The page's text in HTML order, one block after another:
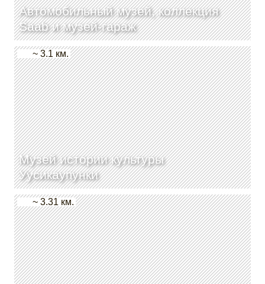
Автомобильный музей, коллекция
Saab и музей-гараж
Музей истории культуры
Уусикаупунки
~ 3.1 км.
~ 3.31 км.